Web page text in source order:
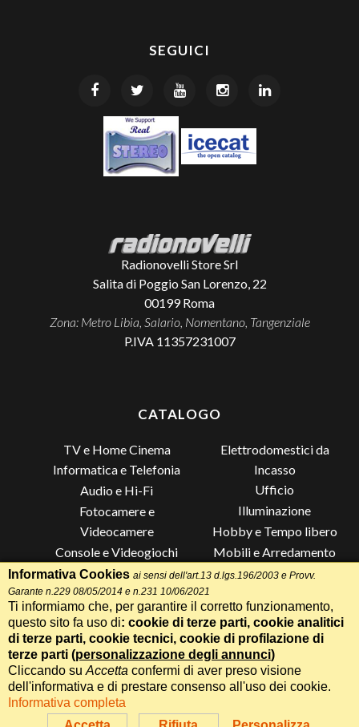
SEGUICI
Radionovelli Store Srl
Salita di Poggio San Lorenzo, 22
00199 Roma
Zona: Metro Libia, Salario, Nomentano, Tangenziale
P.IVA 11357231007
CATALOGO
TV e Home Cinema
Informatica e Telefonia
Audio e Hi-Fi
Fotocamere e
Videocamere
Console e Videogiochi
Piccoli Elettrodomestici
Grandi Elettrodomestici e
Climatizzazione
Elettrodomestici da
Incasso
Ufficio
Illuminazione
Hobby e Tempo libero
Mobili e Arredamento
Lista di Nozze
Termini e Condizioni-Privacy Cookie
Realizzazione siti web Itala
Whatsapp Chiama
Parla con un Assistente AI
Speciale 70 Anni Radionovelli T
Informativa Cookies ai sensi dell'art.13 d.lgs.196/2003 e Provv.
Garante n.229 08/05/2014 e n.231 10/06/2021
Ti informiamo che, per garantire il corretto funzionamento,
questo sito fa uso di: cookie di terze parti, cookie analitici
di terze parti, cookie tecnici, cookie di profilazione di
terze parti (personalizzazione degli annunci)
Cliccando su Accetta confermi di aver preso visione
dell'informativa e di prestare consenso all'uso dei cookie.
Informativa completa